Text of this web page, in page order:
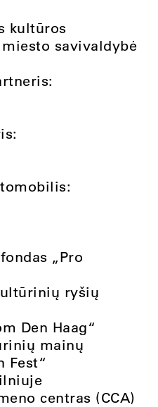
kultūros
savivaldybė
„Pro
ryšių
Den Haag“
mainų
Fest“
centras (CCA)